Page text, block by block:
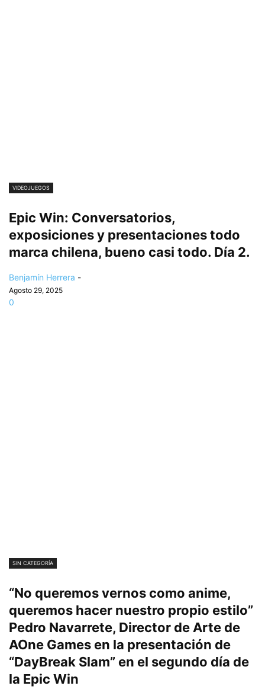
VIDEOJUEGOS
Epic Win: Conversatorios,
exposiciones y presentaciones todo
marca chilena, bueno casi todo. Día 2.
Benjamín Herrera -
Agosto 29, 2025
0
SIN CATEGORÍA
“No queremos vernos como anime,
queremos hacer nuestro propio estilo”
Pedro Navarrete, Director de Arte de
AOne Games en la presentación de
“DayBreak Slam” en el segundo día de
la Epic Win